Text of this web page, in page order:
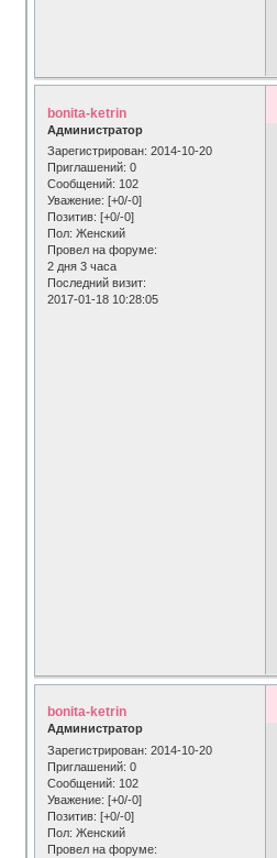
bonita-ketrin
Администратор
Зарегистрирован: 2014-10-20
Приглашений: 0
Сообщений: 102
Уважение: [+0/-0]
Позитив: [+0/-0]
Пол: Женский
Провел на форуме:
2 дня 3 часа
Последний визит:
2017-01-18 10:28:05
bonita-ketrin
Администратор
Зарегистрирован: 2014-10-20
Приглашений: 0
Сообщений: 102
Уважение: [+0/-0]
Позитив: [+0/-0]
Пол: Женский
Провел на форуме: